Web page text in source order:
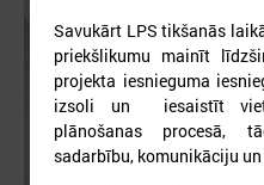
Savukārt LPS tikšanās
priekšlikumu mainīt
projekta iesnieguma
izsoli un iesaistīt
plānošanas procesā,
sadarbību, komunikāciju